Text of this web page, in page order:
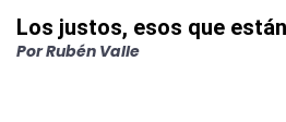
Los justos, esos que
PorRubén Valle